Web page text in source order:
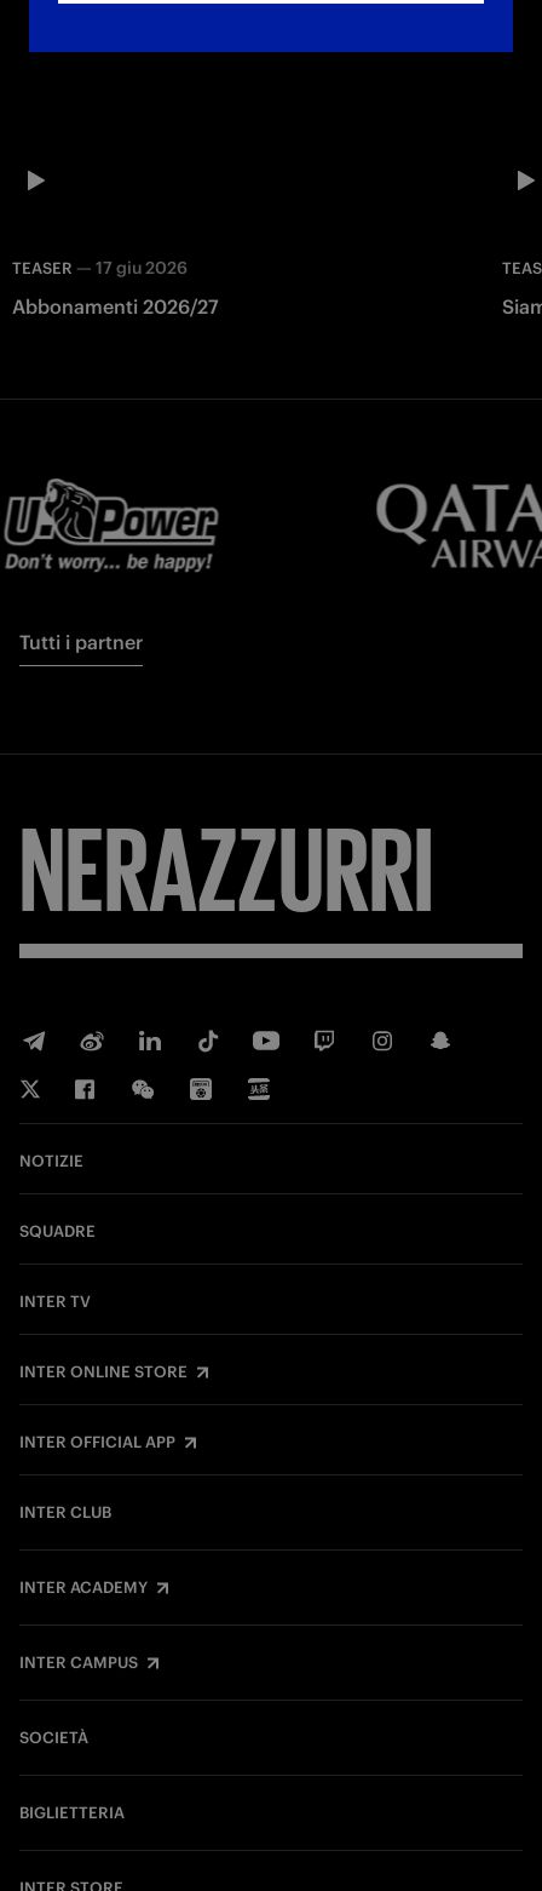
TEASER — 17 giu 2026
Abbonamenti 2026/27
Tutti i partner
NERAZZURRI
NOTIZIE
SQUADRE
INTER TV
INTER ONLINE STORE
INTER OFFICIAL APP
INTER CLUB
INTER ACADEMY
INTER CAMPUS
SOCIETÀ
BIGLIETTERIA